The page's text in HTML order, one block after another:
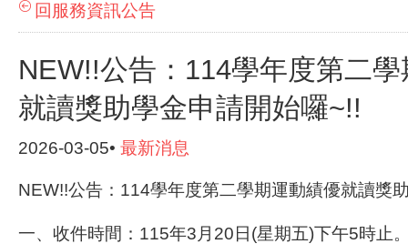
回服務資訊公告
NEW!!公告：114學年度第二
就讀獎助學金申請開始囉~!!
2026-03-05• 最新消息
NEW!!公告：114學年度第二學期運動績優就讀獎
一、收件時間：115年3月20日(星期五)下午5時止